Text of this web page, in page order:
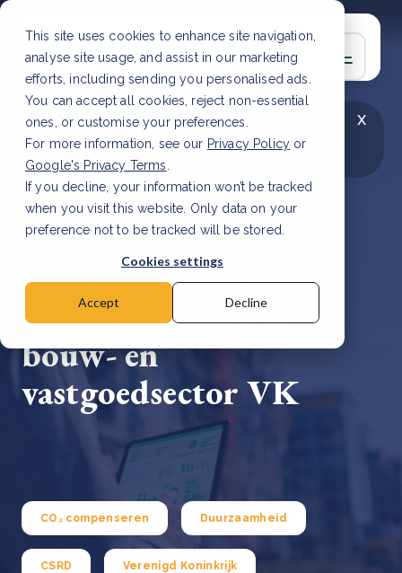
This site uses cookies to enhance site navigation,
analyse site usage, and assist in our marketing
efforts, including sending you personalised ads.
You can accept all cookies, reject non-essential
ones, or customise your preferences.
For more information, see our Privacy Policy or
Google's Privacy Terms
If you decline, your information won’t be tracked
when you visit this website. Only data on your
preference not to be tracked will be stored.
Cookies settings
Accept Decline
x
LAATSTE ARTIKEL
CSRD en uw positie als
leverancier: wat verandert er in 2026?Lees
artikel
Nieuw register richt
zich op emissies in
bouw- en
vastgoedsector VK
CO₂ compenseren Duurzaamheid
CSRD Verenigd Koninkrijk